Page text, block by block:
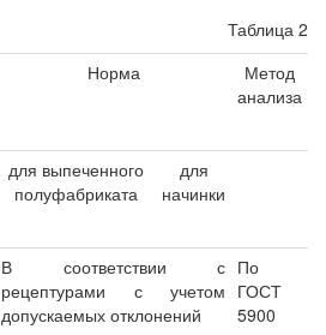
Таблица 2
Норма
Метод
анализа
для выпеченного
полуфабриката
для
начинки
В соответствии с
рецептурами с учетом
допускаемых отклонений
По
ГОСТ
5900